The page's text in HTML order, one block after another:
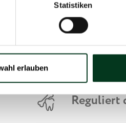
Statistiken
erlauben
Reguliert